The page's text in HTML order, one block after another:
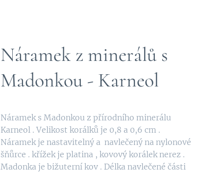
Náramek z minerálů s
Madonkou - Karneol
Náramek s Madonkou z přírodního minerálu
Karneol . Velikost korálků je 0,8 a 0,6 cm .
Náramek je nastavitelný a navlečený na nylonové
šňůrce . křížek je platina , kovový korálek nerez .
Madonka je bižuterní kov . Délka navlečené části